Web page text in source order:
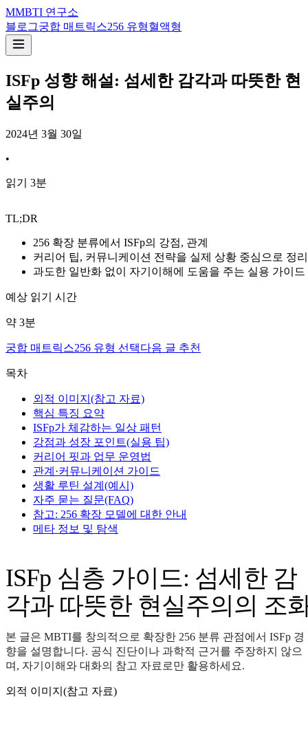
MMBTI 연구소
블로그궁합 매트릭스256 유형혈액형
ISFp 성향 해설: 섬세한 감각과 따뜻한 현
실주의
2024년 3월 30일
•
읽기 3분
TL;DR
256 확장 분류에서 ISFp의 강점, 관계
커리어 팁, 커뮤니케이션 전략을 실제 상황 중심으로 정리
과도한 일반화 없이 자기이해에 도움을 주는 실용 가이드
예상 읽기 시간
약 3분
궁합 매트릭스256 유형 선택다음 글 추천
목차
외적 이미지(참고 자료)
핵심 특징 요약
ISFp가 체감하는 일상 패턴
강점과 성장 포인트(실용 팁)
커리어 핏과 업무 운영법
관계·커뮤니케이션 가이드
생활 루틴 설계(예시)
자주 묻는 질문(FAQ)
참고: 256 확장 모델에 대한 안내
메타 정보 및 탐색
ISFp 심층 가이드: 섬세한 감
각과 따뜻한 현실주의의 조
본 글은 MBTI를 창의적으로 확장한 256 분류 관점에서 ISFp 경
향을 설명합니다. 공식 진단이나 과학적 근거를 주장하지 않으
며, 자기이해와 대화의 참고 자료로만 활용하세요.
외적 이미지(참고 자료)